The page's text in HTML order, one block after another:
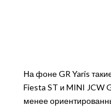
На фоне GR Yaris
Fiesta ST и MINI JCW
менее